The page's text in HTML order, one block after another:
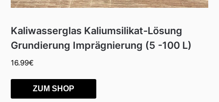
Kaliwasserglas Kaliumsilikat-Lösung
Grundierung Imprägnierung (5 -100 L)
16.99€
ZUM SHOP